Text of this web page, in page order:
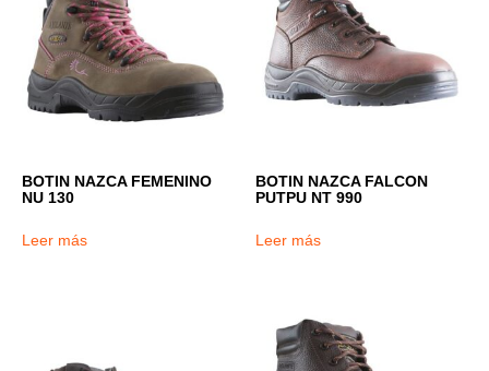
BOTIN NAZCA FEMENINO
NU 130
Leer más
BOTIN NAZCA FALCON
PUTPU NT 990
Leer más